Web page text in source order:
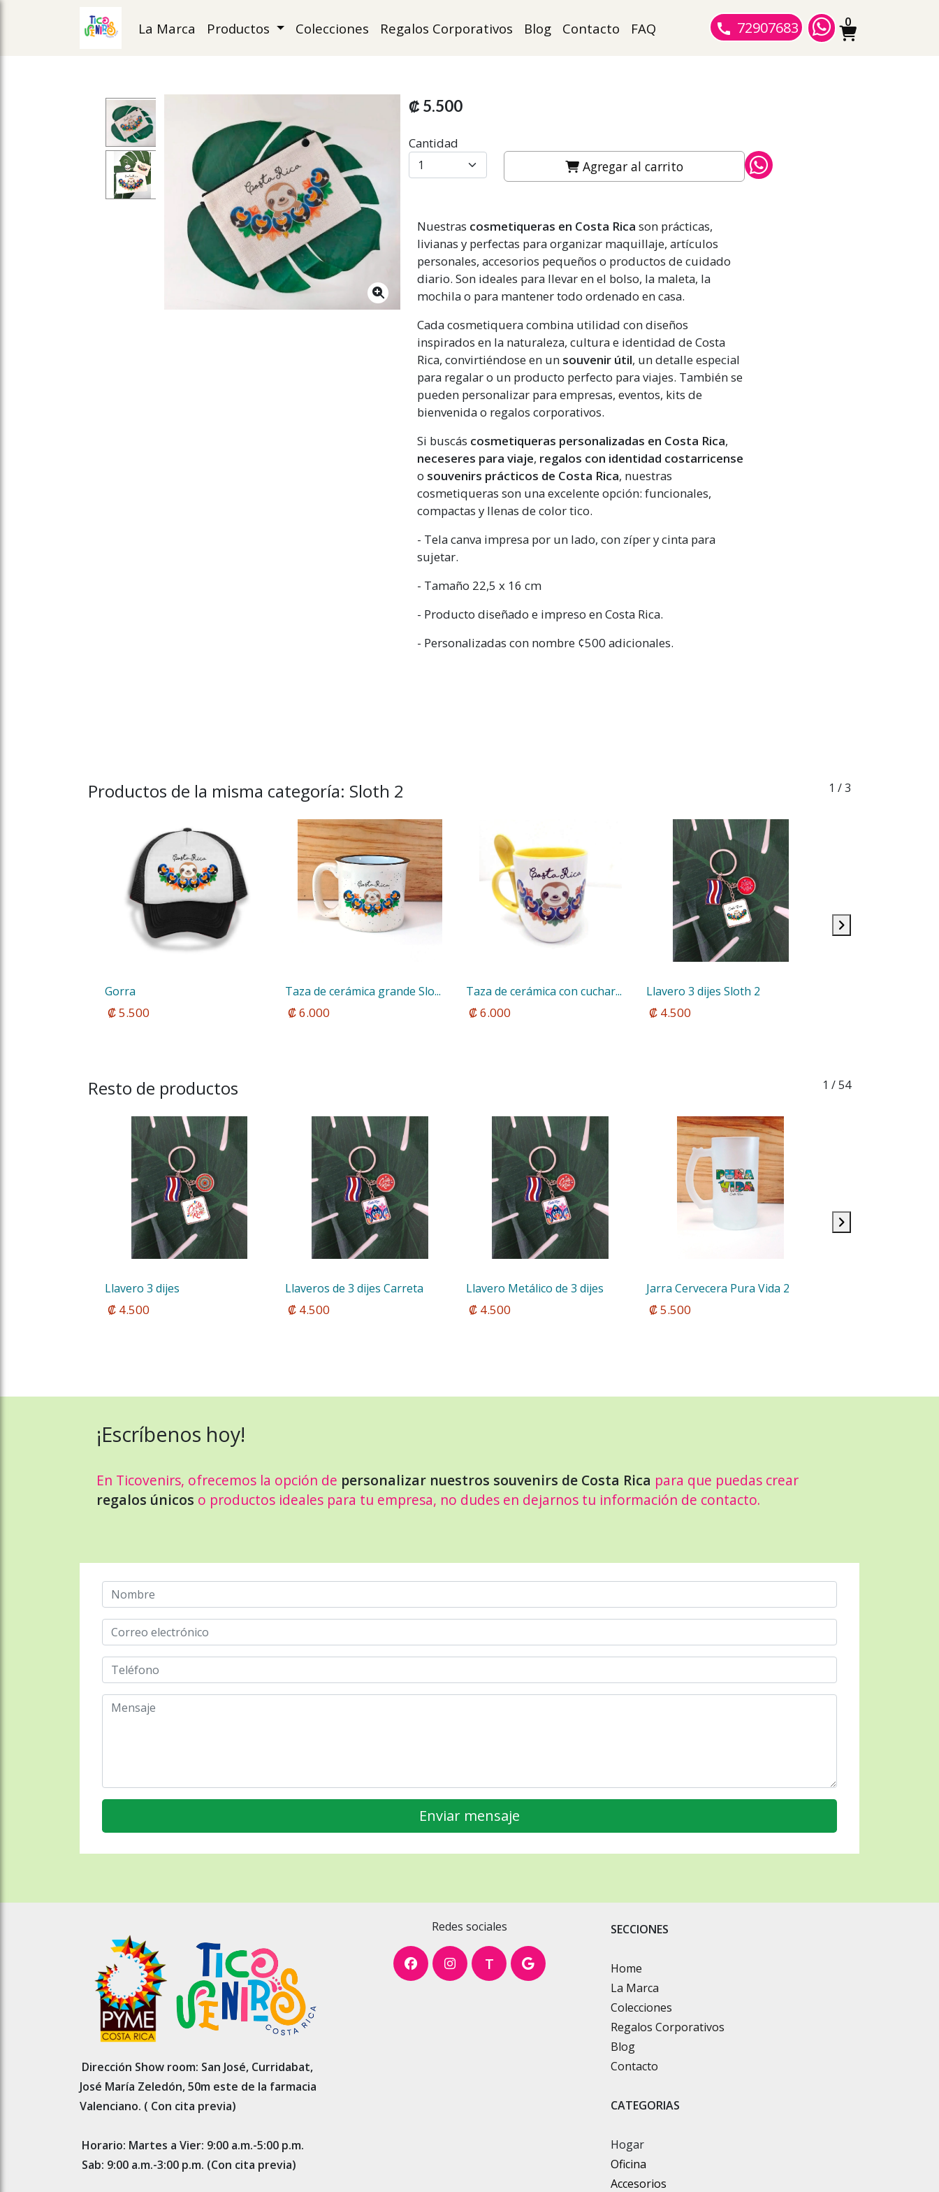
slideout menu.La Marca Productos Colecciones Regalos Corporativos Blog Contacto FAQ 72907683 0
₡ 5.500
Cantidad
Agregar al carrito
Nuestras cosmetiqueras en Costa Rica son prácticas,
livianas y perfectas para organizar maquillaje, artículos
personales, accesorios pequeños o productos de cuidado
diario. Son ideales para llevar en el bolso, la maleta, la
mochila o para mantener todo ordenado en casa.
Cada cosmetiquera combina utilidad con diseños
inspirados en la naturaleza, cultura e identidad de Costa
Rica, convirtiéndose en un souvenir útil, un detalle especial
para regalar o un producto perfecto para viajes. También se
pueden personalizar para empresas, eventos, kits de
bienvenida o regalos corporativos.
Si buscás cosmetiqueras personalizadas en Costa Rica,
neceseres para viaje, regalos con identidad costarricense
o souvenirs prácticos de Costa Rica, nuestras
cosmetiqueras son una excelente opción: funcionales,
compactas y llenas de color tico.
- Tela canva impresa por un lado, con zíper y cinta para
sujetar.
- Tamaño 22,5 x 16 cm
- Producto diseñado e impreso en Costa Rica.
- Personalizadas con nombre ¢500 adicionales.
Productos de la misma categoría: Sloth 2 1 / 3
Gorra
₡ 5.500
Taza de cerámica grande Slo...
₡ 6.000
Taza de cerámica con cuchar...
₡ 6.000
Llavero 3 dijes Sloth 2
₡ 4.500
Resto de productos 1 / 54
Llavero 3 dijes
₡ 4.500
Llaveros de 3 dijes Carreta
₡ 4.500
Llavero Metálico de 3 dijes
₡ 4.500
Jarra Cervecera Pura Vida 2
₡ 5.500
¡Escríbenos hoy!
En Ticovenirs, ofrecemos la opción de personalizar nuestros souvenirs de Costa Rica para que puedas crear
regalos únicos o productos ideales para tu empresa, no dudes en dejarnos tu información de contacto.
Dirección Show room: San José, Curridabat,
José María Zeledón, 50m este de la farmacia
Valenciano. ( Con cita previa)
Horario: Martes a Vier: 9:00 a.m.-5:00 p.m.
Sab: 9:00 a.m.-3:00 p.m. (Con cita previa)
Redes sociales
T
SECCIONES
Home
La Marca
Colecciones
Regalos Corporativos
Blog
Contacto
CATEGORIAS
Hogar
Oficina
Accesorios